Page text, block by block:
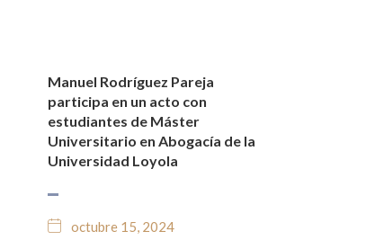
NOTICIAS Y BLOG JURÍDICO
Manuel Rodríguez Pareja
participa en un acto con
estudiantes de Máster
Universitario en Abogacía de la
Universidad Loyola
octubre 15, 2024